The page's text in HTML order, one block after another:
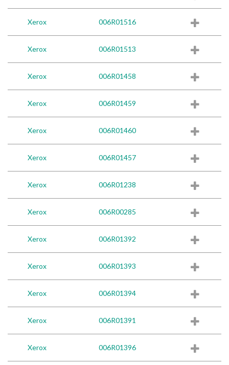
Xerox 006R01516
Xerox 006R01513
Xerox 006R01458
Xerox 006R01459
Xerox 006R01460
Xerox 006R01457
Xerox 006R01238
Xerox 006R00285
Xerox 006R01392
Xerox 006R01393
Xerox 006R01394
Xerox 006R01391
Xerox 006R01396